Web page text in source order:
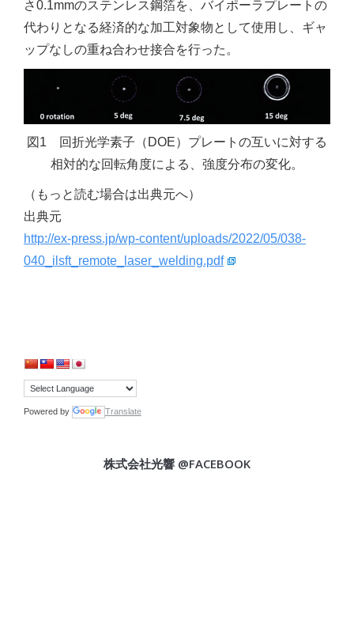
さ0.1mmのステンレス鋼箔を、バイポーラプレートの
代わりとなる経済的な加工対象物として使用し、ギャ
ップなしの重ね合わせ接合を行った。
図1 回折光学素子（DOE）プレートの互いに対する
相対的な回転角度による、強度分布の変化。
（もっと読む場合は出典元へ）
出典元
http://ex-press.jp/wp-content/uploads/2022/05/038-
040_ilsft_remote_laser_welding.pdf
Powered by Translate
株式会社光響 @FACEBOOK